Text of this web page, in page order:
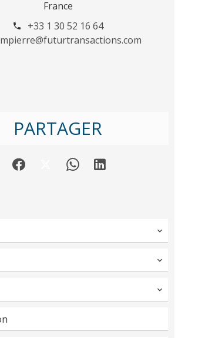
France
+33 1 30 52 16 64
PARTAGER